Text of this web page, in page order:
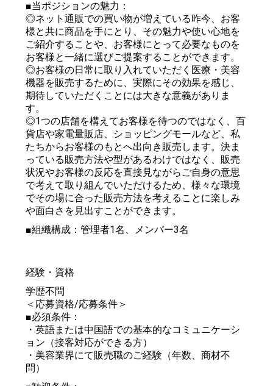
■当ポジションの魅力：
◎ネット通販での買い物が増えている昨今、お客
様と共に商品を手にとり、その魅力や使い心地を
ご紹介することや、お客様にとって必要なものを
お客様と一緒に選びご提案することができます。
◎お客様の日常に取り入れていただく医療・美容
機器を販売するために、実際にその効果を感じ、
期待していただくことには大きな意義がありま
す。
◎1つの店舗を構えてお客様を待つのではなく、百
貨店や家電量販店、ショッピングモールなど、私
たちからお客様のもとへ出向き販売します。決ま
っている販売方法や型があるわけではなく、販売
状況やお客様の反応を直接見ながらご自身の意思
で考えて取り組んでいただけるため、様々な環境
でその場に合った販売方法を考えることに楽しみ
や面白さを見出すことができます。
■組織構成：管理者1名、メンバー3名
経験・資格
学歴不問
＜応募資格/応募条件＞
■必須条件：
・英語または中国語での基本的なコミュニケーシ
ョン（接客対応ができる方）
・美容業界にて販売職のご経験（年数、商材不
問）